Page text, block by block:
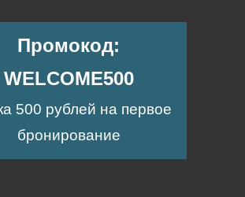
500 рублей на первое
бронирование
Промокод:
WELCOME500